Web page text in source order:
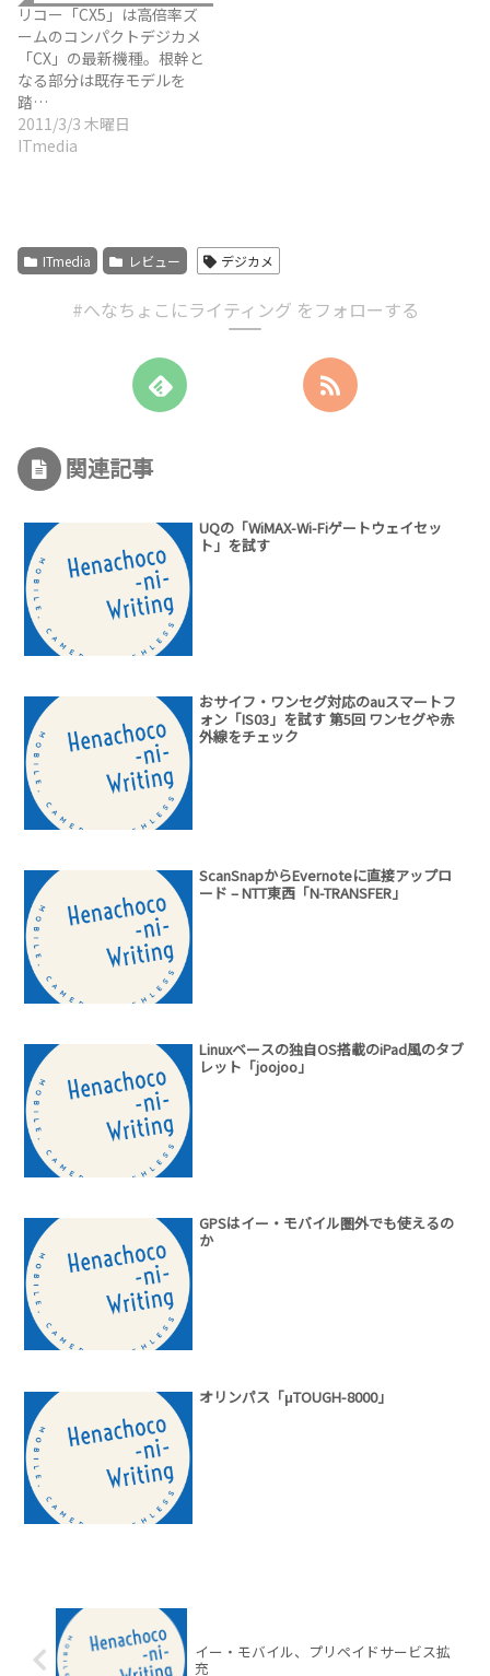
リコー「CX5」は高倍率ズ
ームのコンパクトデジカメ
「CX」の最新機種。根幹と
なる部分は既存モデルを
踏…
2011/3/3 木曜日
ITmedia
ITmedia レビュー デジカメ
#へなちょこにライティング をフォローする
関連記事
UQの「WiMAX-Wi-Fiゲートウェイセッ
ト」を試す
おサイフ・ワンセグ対応のauスマートフ
ォン「IS03」を試す 第5回 ワンセグや赤
外線をチェック
ScanSnapからEvernoteに直接アップロ
ード – NTT東西「N-TRANSFER」
Linuxベースの独自OS搭載のiPad風のタブ
レット「joojoo」
GPSはイー・モバイル圏外でも使えるの
か
オリンパス「μTOUGH-8000」
イー・モバイル、プリペイドサービス拡
充